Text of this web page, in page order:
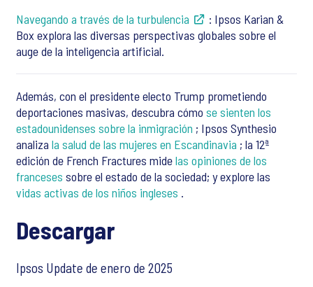
Navegando a través de la turbulencia
: Ipsos Karian &
Box explora las diversas perspectivas globales sobre el
auge de la inteligencia artificial.
Además, con el presidente electo Trump prometiendo
deportaciones masivas, descubra cómo se sienten los
estadounidenses sobre la inmigración ; Ipsos Synthesio
analiza la salud de las mujeres en Escandinavia ; la 12ª
edición de French Fractures midelas opiniones de los
franceses sobre el estado de la sociedad; y explore las
vidas activas de los niños ingleses .
Descargar
Ipsos Update de enero de 2025